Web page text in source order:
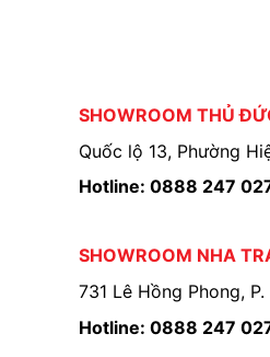
SHOWROOM THỦ
Quốc lộ 13, Phường
Hotline: 0888 247
SHOWROOM NHA
731 Lê Hồng Phong,
Hotline: 0888 247